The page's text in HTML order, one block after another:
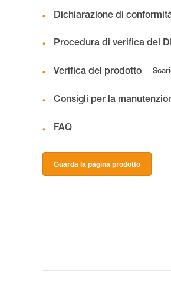
Dichiarazione di
Procedura di verifica del
Verifica del prodotto
Consigli per la
FAQ
Guarda la pagina prodotto